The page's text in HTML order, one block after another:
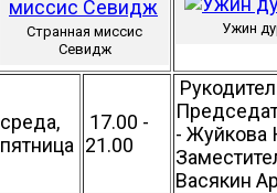
Странная миссис
Севидж
Ужин
среда,
пятница
17.00 -
21.00
- Жуйкова
Васякин